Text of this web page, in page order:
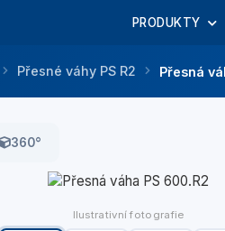
PRODUKTY
Přesné váhy PS R2 Přesná
360°
Ilustrativní fotografie